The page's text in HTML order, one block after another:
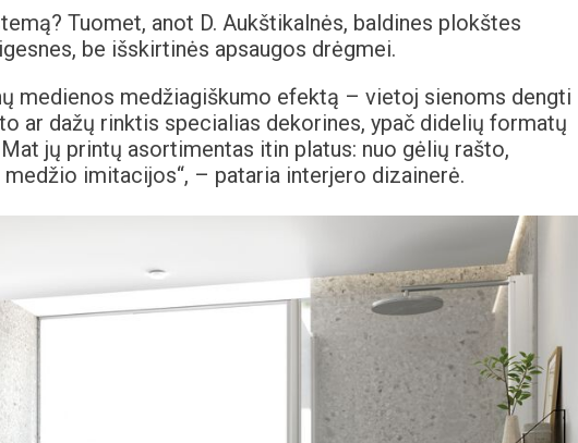
Tuomet, anot D. Aukštikalnės, baldines plokštes
be išskirtinės apsaugos drėgmei.
medienos medžiagiškumo efektą – vietoj sienoms dengti
ar dažų rinktis specialias dekorines, ypač didelių formatų
jų printų asortimentas itin platus: nuo gėlių rašto,
imitacijos“, – pataria interjero dizainerė.